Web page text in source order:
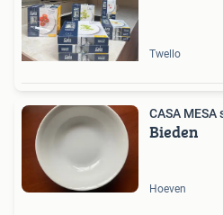
Twello
CASA
Bieden
Hoeven